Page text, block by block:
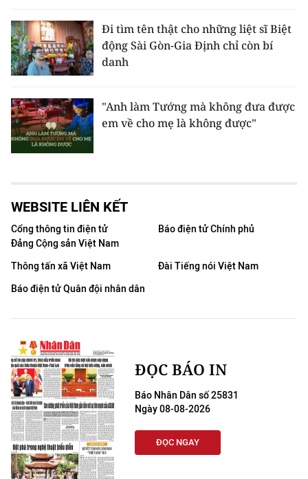
Đi tìm tên thật cho những liệt sĩ Biệt
động Sài Gòn-Gia Định chỉ còn bí
danh
"Anh làm Tướng mà không đưa được
em về cho mẹ là không được"
WEBSITE LIÊN KẾT
Cổng thông tin điện tử
Đảng Cộng sản Việt Nam
Báo điện tử Chính phủ
Thông tấn xã Việt Nam
Đài Tiếng nói Việt Nam
Báo điện tử Quân đội nhân dân
ĐỌC BÁO IN
Báo Nhân Dân số 25831
Ngày 08-08-2026
ĐỌC NGAY